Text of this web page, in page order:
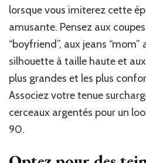
lorsque vous imiterez cette
amusante. Pensez aux
“boyfriend”, aux jeans
silhouette à taille haute et
plus grandes et les plus
Associez votre tenue
cerceaux argentés pour un
90.